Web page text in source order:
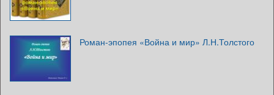
Роман-эпопея «Война и мир» Л.Н.Толстого